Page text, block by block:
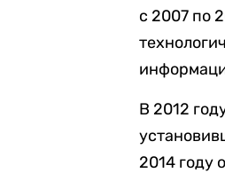
с 2007 по
В 2012
2014 году